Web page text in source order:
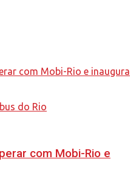
com Mobi-Rio e